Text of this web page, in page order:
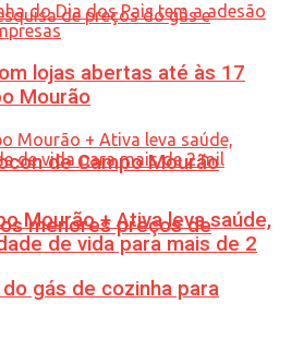
de Campo Mourão
menores preços de
gás de cozinha para
lojas abertas até às 17
Mourão
Mourão + Ativa leva saúde,
de vida para mais de 2